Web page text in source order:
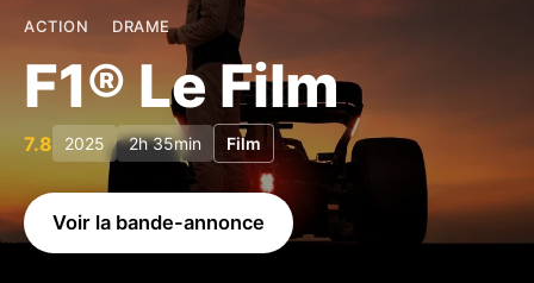
ACTION DRAME
F1® Le Film
7.8 2025 2h 35min Film
Voir la bande-annonce